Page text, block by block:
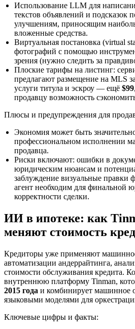
Использование LLM для
текстов объявлений и подсказок
улучшениям, приносящим
вложенные средства.
Виртуальная постановка (virtual
фотографий с помощью
зрения (нужно следить за
Плоские тарифы на листинг:
предлагают размещение на MLS за
услуги титула и эскроу — ещё $99
продавцу возможность
Плюсы и предупреждения для
Экономия может быть
профессиональном исполнении
продавца.
Риски включают: ошибки в
юридическим нюансам и
заблуждение визуальные правки
агент необходим для финальной
корректности сделки.
ИИ в ипотеке: как
меняют стоимость
Кредиторы уже применяют
автоматизации андеррайтинга,
стоимости обслуживания кредита.
внутреннюю платформу Tinman,
2015 года и комбинирует машинное
языковыми моделями для
Ключевые цифры и факты: